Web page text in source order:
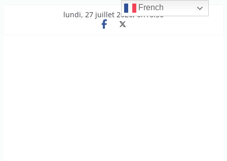
lundi, 27 juillet 2026, 6h16:56
French